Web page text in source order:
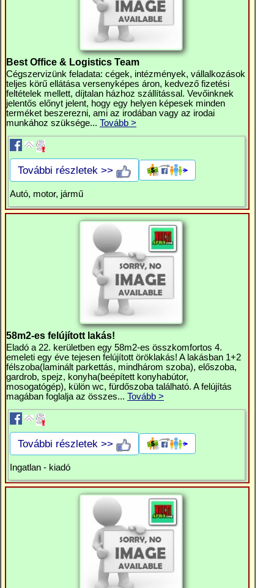
Best Office & Logistics Team
Cégszervizünk feladata: cégek, intézmények, vállalkozások
teljes körű ellátása versenyképes áron, kedvező fizetési
feltételek mellett, díjtalan házhoz szállítással. Vevőinknek
jelentős előnyt jelent, hogy egy helyen képesek minden
terméket beszerezni, ami az irodában vagy az irodai
munkához szüksége... Tovább >
További részletek >>
Autó, motor, jármű
58m2-es felújított lakás!
Eladó a 22. kerületben egy 58m2-es összkomfortos 4.
emeleti egy éve tejesen felújított öröklakás! A lakásban 1+2
félszoba(laminált parkettás, mindhárom szoba), előszoba,
gardrob, spejz, konyha(beépített konyhabútor,
mosogatógép), külön wc, fürdőszoba található. A felújítás
magában foglalja az összes... Tovább >
További részletek >>
Ingatlan - kiadó